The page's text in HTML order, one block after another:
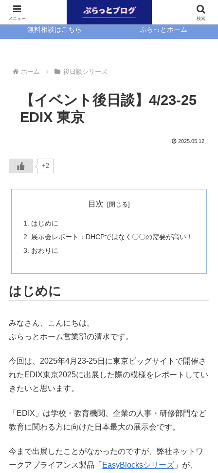
無料相談はこちら ぷらっとホーム
ホーム 後日談シリーズ
【イベント後日談】4/23-25
EDIX 東京
2025.05.12
+2
目次
はじめに
展示会レポート：DHCPではなく〇〇の需要が高い！
おわりに
はじめに
みなさん、こんにちは。
ぷらっとホーム営業部の清水です。
今回は、2025年4月23-25日に東京ビッグサイトで開催さ
れたEDIX東京2025に出展した際の模様をレポートしてい
きたいと思います。
「EDIX」は学校・教育機関、企業の人事・研修部門など
教育に関わる方に向けた日本最大の展示会です。
今まで出展したことがなかったのですが、弊社ネットワ
ークアプライアンス製品「 EasyBlocksシリーズ 」が、
メニュー 検索